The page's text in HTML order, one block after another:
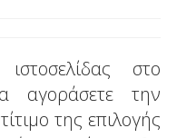
στο
αγοράσετε την
της επιλογής